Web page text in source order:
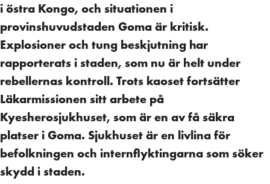
i östra Kongo, och situationen i
provinshuvudstaden Goma är kritisk.
Explosioner och tung beskjutning har
rapporterats i staden, som nu är helt under
rebellernas kontroll. Trots kaoset fortsätter
Läkarmissionen sitt arbete på
Kyesherosjukhuset, som är en av få säkra
platser i Goma. Sjukhuset är en livlina för
befolkningen och internflyktingarna som söker
skydd i staden.